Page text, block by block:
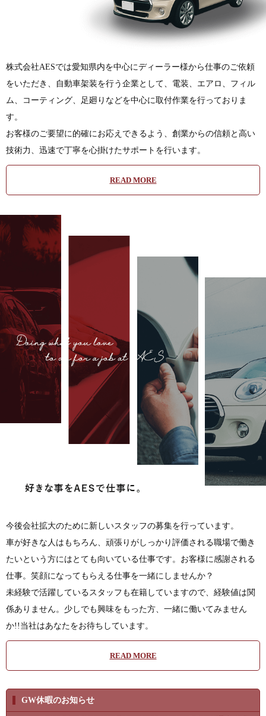
株式会社AESでは愛知県内を中心にディーラー様から仕事のご依頼
をいただき、自動車架装を行う企業として、電装、エアロ、フィル
ム、コーティング、足廻りなどを中心に取付作業を行っておりま
す。
お客様のご要望に的確にお応えできるよう、創業からの信頼と高い
技術力、迅速で丁寧を心掛けたサポートを行います。
READ MORE
今後会社拡大のために新しいスタッフの募集を行っています。
車が好きな人はもちろん、頑張りがしっかり評価される職場で働き
たいという方にはとても向いている仕事です。お客様に感謝される
仕事。笑顔になってもらえる仕事を一緒にしませんか？
未経験で活躍しているスタッフも在籍していますので、経験値は関
係ありません。少しでも興味をもった方、一緒に働いてみません
か!!当社はあなたをお待ちしています。
READ MORE
GW休暇のお知らせ